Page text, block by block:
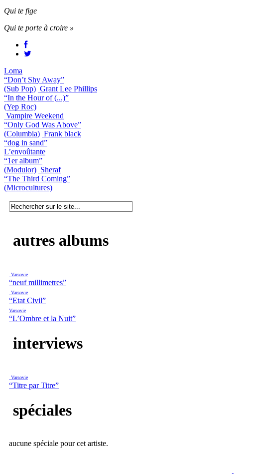
Qui te fige
Qui te porte à croire »
Loma
“Don’t Shy Away”
(Sub Pop) Grant Lee Phillips
“In the Hour of (...)”
(Yep Roc)
Vampire Weekend
“Only God Was Above”
(Columbia) Frank black
“dog in sand”
L’envoûtante
“1er album”
(Modulor) Sheraf
“The Third Coming”
(Microcultures)
autres albums
Varsovie
“neuf millimetres”
Varsovie
“Etat Civil”
Varsovie
“L’Ombre et la Nuit”
interviews
Varsovie
“Titre par Titre”
spéciales
aucune spéciale pour cet artiste.